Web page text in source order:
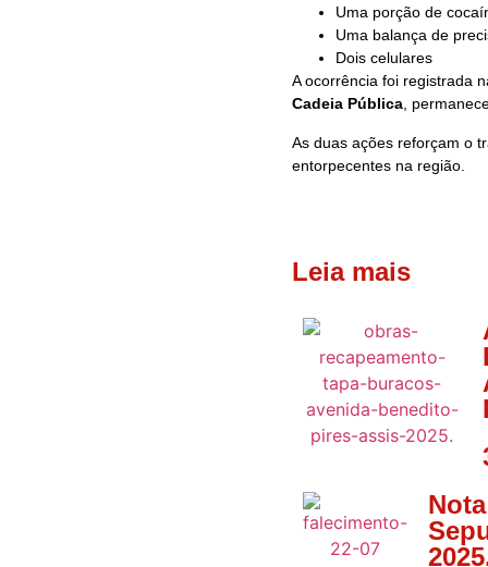
Uma porção de
Uma balança de
Dois celulares
A ocorrência foi registrada
Cadeia Pública,
As duas ações reforçam o
entorpecentes na região.
Leia mais